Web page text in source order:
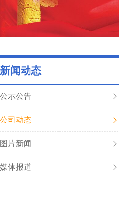
新闻动态
公示公告
公司动态
图片新闻
媒体报道